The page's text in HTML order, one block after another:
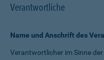
Verantwortliche
Name und Anschrift des
Verantwortlicher im Sinne